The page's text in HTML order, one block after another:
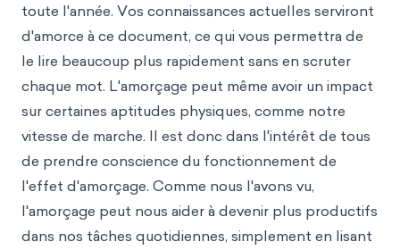
toute l'année. Vos connaissances actuelles serviront
d'amorce à ce document, ce qui vous permettra de
le lire beaucoup plus rapidement sans en scruter
chaque mot. L'amorçage peut même avoir un impact
sur certaines aptitudes physiques, comme notre
vitesse de marche. Il est donc dans l'intérêt de tous
de prendre conscience du fonctionnement de
l'effet d'amorçage. Comme nous l'avons vu,
l'amorçage peut nous aider à devenir plus productifs
dans nos tâches quotidiennes, simplement en lisant